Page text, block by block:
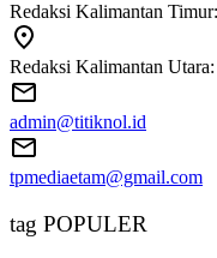
Redaksi Kalimantan
Redaksi Kalimantan
admin@titiknol.id
tpmediaetam@gmail.com
tag POPULER